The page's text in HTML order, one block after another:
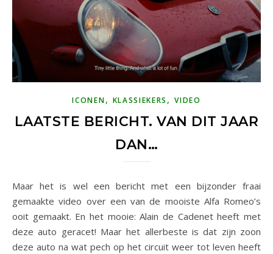
ICONEN, KLASSIEKERS ,VIDEO
LAATSTE BERICHT. VAN DIT JAAR
DAN…
Maar het is wel een bericht met een bijzonder fraai
gemaakte video over een van de mooiste Alfa Romeo’s
ooit gemaakt. En het mooie: Alain de Cadenet heeft met
deze auto geracet! Maar het allerbeste is dat zijn zoon
deze auto na wat pech op het circuit weer tot leven heeft